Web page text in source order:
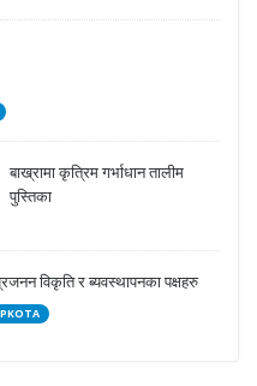
बाख्रामा कृत्रिम गर्भाधान तालीम
पुस्तिका
विकृति र ब्यवस्थापनका पक्षहरु